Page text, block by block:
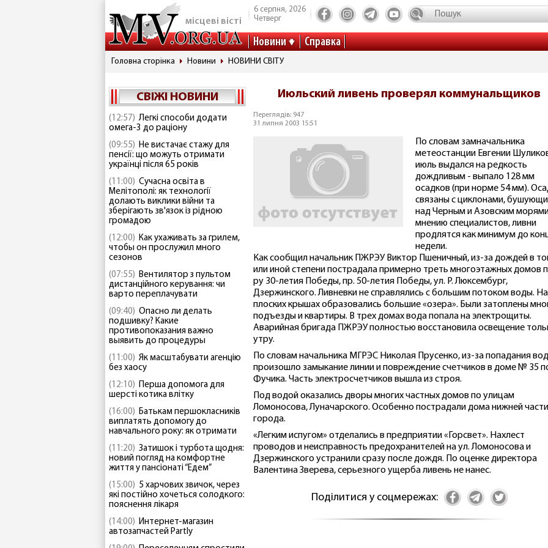
місцеві вісті
6 серпня, 2026
Четверг
Новини Справка
Головна сторінка Новини НОВИНИ СВІТУ
СВІЖІ НОВИНИ
(12:57) Легкі способи додати
омега-3 до раціону
(09:55) Не вистачає стажу для
пенсії: що можуть отримати
українці після 65 років
(11:00) Сучасна освіта в
Мелітополі: як технології
долають виклики війни та
зберігають зв'язок із рідною
громадою
(12:00) Как ухаживать за грилем,
чтобы он прослужил много
сезонов
(07:55) Вентилятор з пультом
дистанційного керування: чи
варто переплачувати
(09:40) Опасно ли делать
подшивку? Какие
противопоказания важно
выявить до процедуры
(11:00) Як масштабувати агенцію
без хаосу
(12:10) Перша допомога для
шерсті котика влітку
(16:00) Батькам першокласників
виплатять допомогу до
навчального року: як отримати
(11:20) Затишок і турбота щодня:
новий погляд на комфортне
життя у пансіонаті “Едем”
(15:00) 5 харчових звичок, через
які постійно хочеться солодкого:
пояснення лікаря
(14:00) Интернет-магазин
автозапчастей Partly
Июльский ливень проверял коммунальщиков
Переглядів: 947
31 липня 2003 15:51
По словам замначальника
метеостанции Евгении
июль выдался на редкость
дождливым - выпало 128 мм
осадков (при норме 54 мм).
связаны с циклонами,
над Черным и Азовским
мнению специалистов, ливни
продлятся как минимум до
недели.
Как сообщил начальник ПЖРЭУ Виктор Пшеничный, из-за дождей в
или иной степени пострадала примерно треть многоэтажных домов
ру 30-летия Победы, пр. 50-летия Победы, ул. Р. Люксембург,
Дзержинского. Ливневки не справлялись с большим потоком воды. На
плоских крышах образовались большие «озера». Были затоплены
подъезды и квартиры. В трех домах вода попала на электрощиты.
Аварийная бригада ПЖРЭУ полностью восстановила освещение
утру.
По словам начальника МГРЭС Николая Прусенко, из-за попадания
произошло замыкание линии и повреждение счетчиков в доме № 35
Фучика. Часть электросчетчиков вышла из строя.
Под водой оказались дворы многих частных домов по улицам
Ломоносова, Луначарского. Особенно пострадали дома нижней части
города.
«Легким испугом» отделались в предприятии «Горсвет». Нахлест
проводов и неисправность предохранителей на ул. Ломоносова и
Дзержинского устранили сразу после дождя. По оценке директора
Валентина Зверева, серьезного ущерба ливень не нанес.
Поділитися у соцмережах: